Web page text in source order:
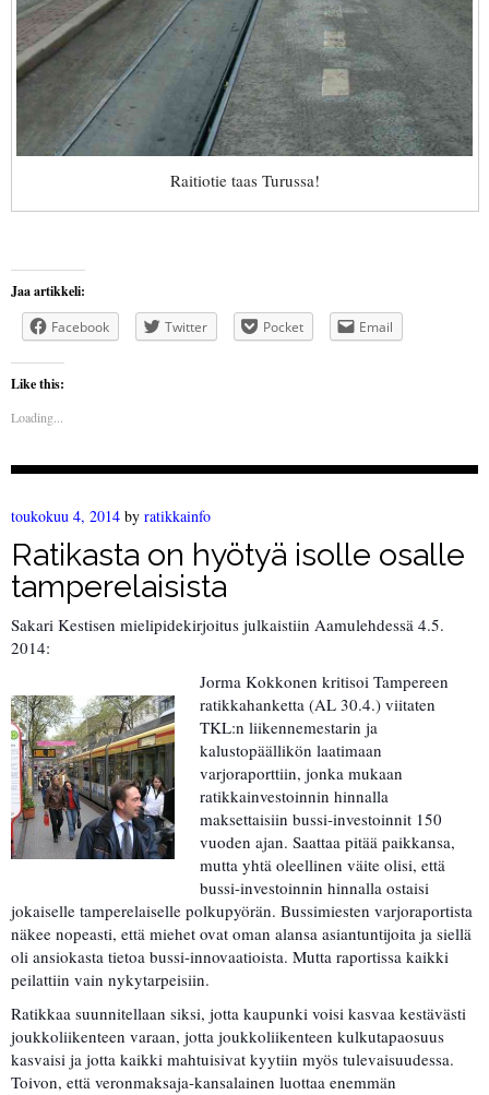
Raitiotie taas Turussa!
Jaa artikkeli:
Facebook
Twitter Pocket Email
Like this:
Loading...
toukokuu 4, 2014 by ratikkainfo
Ratikasta on hyötyä isolle osalle
tamperelaisista
Sakari Kestisen mielipidekirjoitus julkaistiin Aamulehdessä 4.5.
2014:
Jorma Kokkonen kritisoi Tampereen
ratikkahanketta (AL 30.4.) viitaten
TKL:n liikennemestarin ja
kalustopäällikön laatimaan
varjoraporttiin, jonka mukaan
ratikkainvestoinnin hinnalla
maksettaisiin bussi-investoinnit 150
vuoden ajan. Saattaa pitää paikkansa,
mutta yhtä oleellinen väite olisi, että
bussi-investoinnin hinnalla ostaisi
jokaiselle tamperelaiselle polkupyörän. Bussimiesten varjoraportista
näkee nopeasti, että miehet ovat oman alansa asiantuntijoita ja siellä
oli ansiokasta tietoa bussi-innovaatioista. Mutta raportissa kaikki
peilattiin vain nykytarpeisiin.
Ratikkaa suunnitellaan siksi, jotta kaupunki voisi kasvaa kestävästi
joukkoliikenteen varaan, jotta joukkoliikenteen kulkutapaosuus
kasvaisi ja jotta kaikki mahtuisivat kyytiin myös tulevaisuudessa.
Toivon, että veronmaksaja-kansalainen luottaa enemmän